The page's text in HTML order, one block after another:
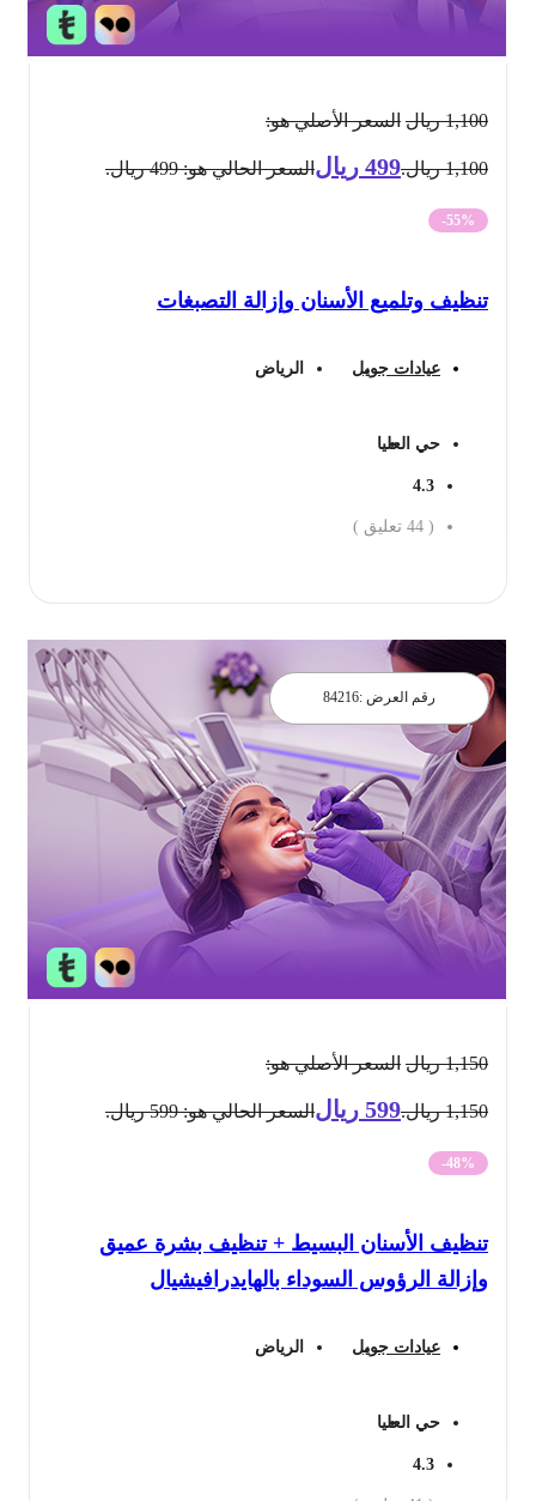
1,100 ريال السعر الأصلي هو:
1,100 ريال. 499 ريالالسعر الحالي هو: 499 ريال.
-55%
تنظيف وتلميع الأسنان وإزالة التصبغات
عيادات جويل الرياض
حي العليا
4.3
44 تعليق )
رقم العرض : 84216
1,150 ريال السعر الأصلي هو:
1,150 ريال. 599 ريالالسعر الحالي هو: 599 ريال.
-48%
تنظيف الأسنان البسيط + تنظيف بشرة عميق
وإزالة الرؤوس السوداء بالهايدرافيشيال
عيادات جويل الرياض
حي العليا
4.3